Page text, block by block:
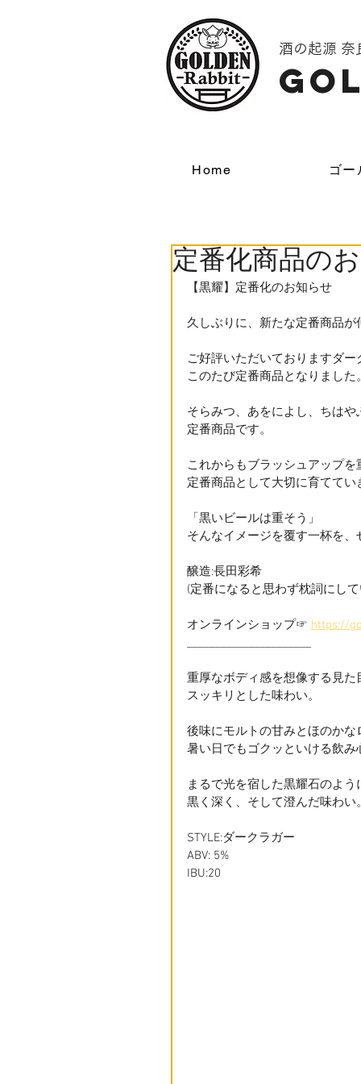
酒の起源 奈
Home ゴ
定番化商品の
【黒耀】定番化のお知らせ
久しぶりに、新たな定番商品が
ご好評いただいておりますダ
このたび定番商品となりました
そらみつ、あをによし、ちは
定番商品です。
これからもブラッシュアップを
定番商品として大切に育ててい
「黒いビールは重そう」
そんなイメージを覆す一杯を
醸造:長田彩希
(定番になると思わず枕詞にし
オンラインショップ☞ https://
重厚なボディ感を想像する見た
スッキリとした味わい。
後味にモルトの甘みとほのか
暑い日でもゴクッといける飲み
まるで光を宿した黒耀石のよう
黒く深く、そして澄んだ味わい
STYLE:ダークラガー
ABV: 5%
IBU:20